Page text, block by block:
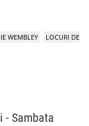
WEMBLEY
LOCURI DE
- Sambata